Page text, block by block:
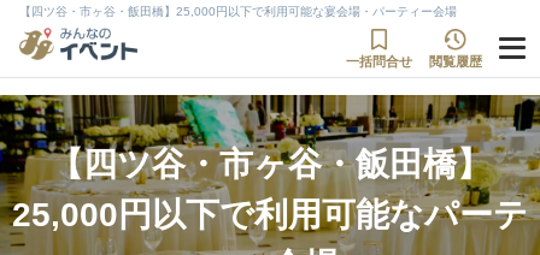
【四ツ谷・市ヶ谷・飯田橋】25,000円以下で利用可能な宴会場・パーティー会場
一括問合せ 閲覧履歴
【四ツ谷・市ヶ谷・飯田橋】
25,000円以下で利用可能なパーテ